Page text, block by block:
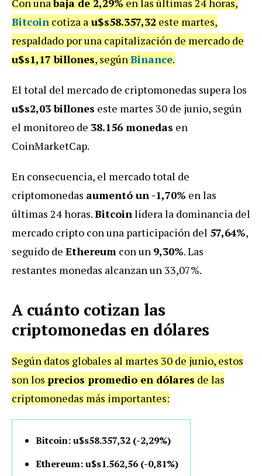
Con unabaja de 2,29% en las últimas 24 horas,
Bitcoin cotiza a u$s58.357,32 este martes,
respaldado por una capitalización de mercado de
u$s1,17 billones, segúnBinance.
El total del mercado de criptomonedas supera los
u$s2,03 billones este martes 30 de junio, según
el monitoreo de 38.156 monedas en
CoinMarketCap.
En consecuencia, el mercado total de
criptomonedas aumentó un -1,70% en las
últimas 24 horas.Bitcoinlidera la dominancia del
mercado cripto con una participación del 57,64%,
seguido de Ethereum con un 9,30%. Las
restantes monedas alcanzan un 33,07%.
A cuánto cotizan las
criptomonedas en dólares
Según datos globales al martes 30 de junio, estos
son los precios promedio en dólares de las
criptomonedas más importantes:
Bitcoin: u$s58.357,32 (-2,29%)
Ethereum: u$s1.562,56 (-0,81%)